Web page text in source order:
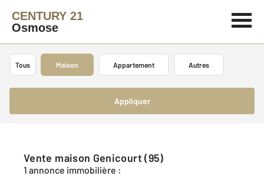
CENTURY 21
Osmose
Tous Maison Appartement Autres
Appliquer
Vente maison Genicourt (95)
1 annonce immobilière :